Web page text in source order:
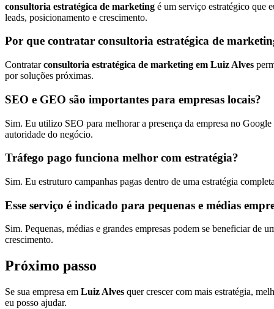
consultoria estratégica de marketing é um serviço estratégico que
leads, posicionamento e crescimento.
Por que contratar consultoria estratégica de
Contratarconsultoria estratégica de marketing em Luiz Alves
por soluções próximas.
SEO e GEO são importantes para empresas locais?
Sim. Eu utilizo SEO para melhorar a presença da empresa no
autoridade do negócio.
Tráfego pago funciona melhor com estratégia?
Sim. Eu estruturo campanhas pagas dentro de uma estratégia
Esse serviço é indicado para pequenas e médias
Sim. Pequenas, médias e grandes empresas podem se beneficiar de
crescimento.
Próximo passo
Se sua empresa em Luiz Alves quer crescer com mais estratégia,
eu posso ajudar.